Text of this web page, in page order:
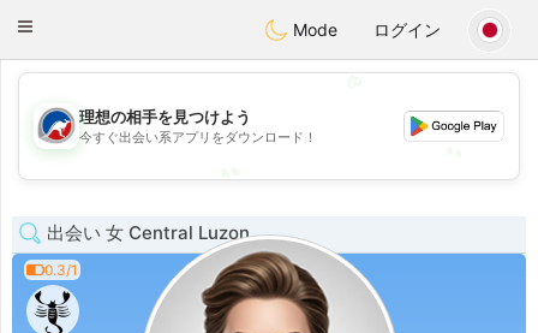
AustraliaChat
Toggle
Mode ログイン
💖
💖
💕
理想の相手を見つけよう
今すぐ出会い系アプリをダウンロード！
出会い 女 Central Luzon
0.3/1